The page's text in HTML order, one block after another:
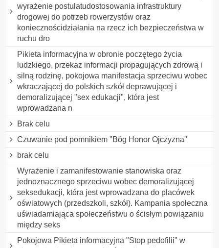
wyrażenie postulatudostosowania infrastruktury
drogowej do potrzeb rowerzystów oraz
koniecznościdziałania na rzecz ich bezpieczeństwa w
ruchu dro
Pikieta informacyjna w obronie poczętego życia
ludzkiego, przekaz informacji propagujących zdrową i
silną rodzinę, pokojowa manifestacja sprzeciwu wobec
wkraczającej do polskich szkół deprawującej i
demoralizującej "sex edukacji", która jest
wprowadzana n
Brak celu
Czuwanie pod pomnikiem "Bóg Honor Ojczyzna"
brak celu
Wyrażenie i zamanifestowanie stanowiska oraz
jednoznacznego sprzeciwu wobec demoralizującej
seksedukacji, która jest wprowadzana do placówek
oświatowych (przedszkoli, szkół). Kampania społeczna
uświadamiająca społeczeństwu o ścisłym powiązaniu
między seks
Pokojowa Pikieta informacyjna "Stop pedofilii" w